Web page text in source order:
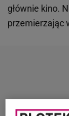
głównie kino.
przemierzając